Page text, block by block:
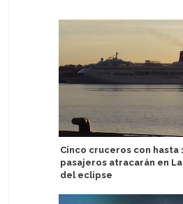
Cinco cruceros con hasta
pasajeros atracarán en
del eclipse